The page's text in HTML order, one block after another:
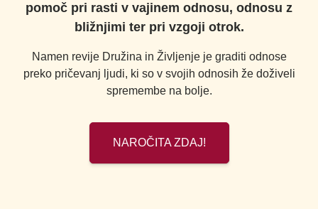
pomoč pri rasti v vajinem odnosu, odnosu z
bližnjimi ter pri vzgoji otrok.
Namen revije Družina in Življenje je graditi odnose
preko pričevanj ljudi, ki so v svojih odnosih že doživeli
spremembe na bolje.
NAROČITA ZDAJ!